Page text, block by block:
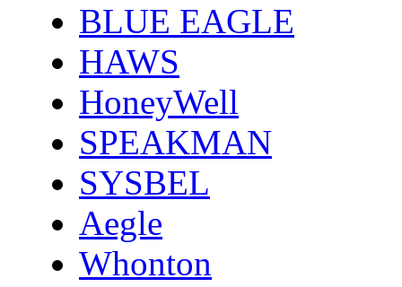
BLUE EAGLE
HAWS
HoneyWell
SPEAKMAN
SYSBEL
Aegle
Whonton